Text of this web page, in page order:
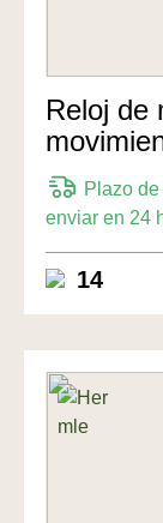
Reloj de
14 días
Uhren
Plazo
enviar en 24
14